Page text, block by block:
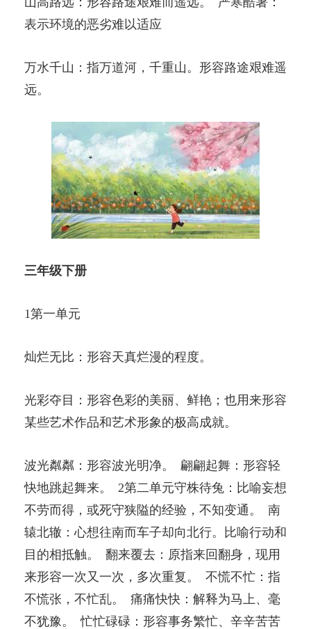
表示环境的恶劣难以适应
万水千山：指万道河，千重山。形容路途艰难遥
远。
三年级下册
1第一单元
灿烂无比：形容天真烂漫的程度。
光彩夺目：形容色彩的美丽、鲜艳；也用来形容
某些艺术作品和艺术形象的极高成就。
波光粼粼：形容波光明净。 翩翩起舞：形容轻
快地跳起舞来。 2第二单元守株待兔：比喻妄想
不劳而得，或死守狭隘的经验，不知变通。 南
辕北辙：心想往南而车子却向北行。比喻行动和
目的相抵触。 翻来覆去：原指来回翻身，现用
来形容一次又一次，多次重复。 不慌不忙：指
不慌张，不忙乱。 痛痛快快：解释为马上、毫
不犹豫。 忙忙碌碌：形容事务繁忙、辛辛苦苦